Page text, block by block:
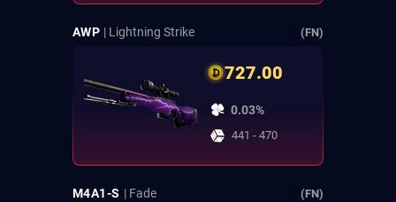
AWP | Lightning Strike (FN)
727.00
0.03%
441 - 470
M4A1-S | Fade (FN)